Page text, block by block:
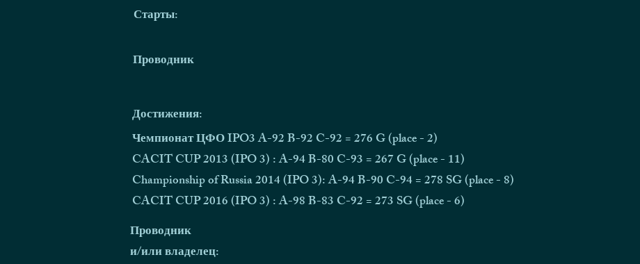
Старты:
Проводник
Достижения:
Чемпионат ЦФО IPO3 A-92 B-92 C-92 = 276 G (place - 2)
CACIT CUP 2013 (IPO 3) : A-94 B-80 C-93 = 267 G (place - 11)
Championship of Russia 2014 (IPO 3): A-94 B-90 C-94 = 278 SG (place - 8)
CACIT CUP 2016 (IPO 3) : A-98 B-83 C-92 = 273 SG (place - 6)
Проводник
и/или владелец: